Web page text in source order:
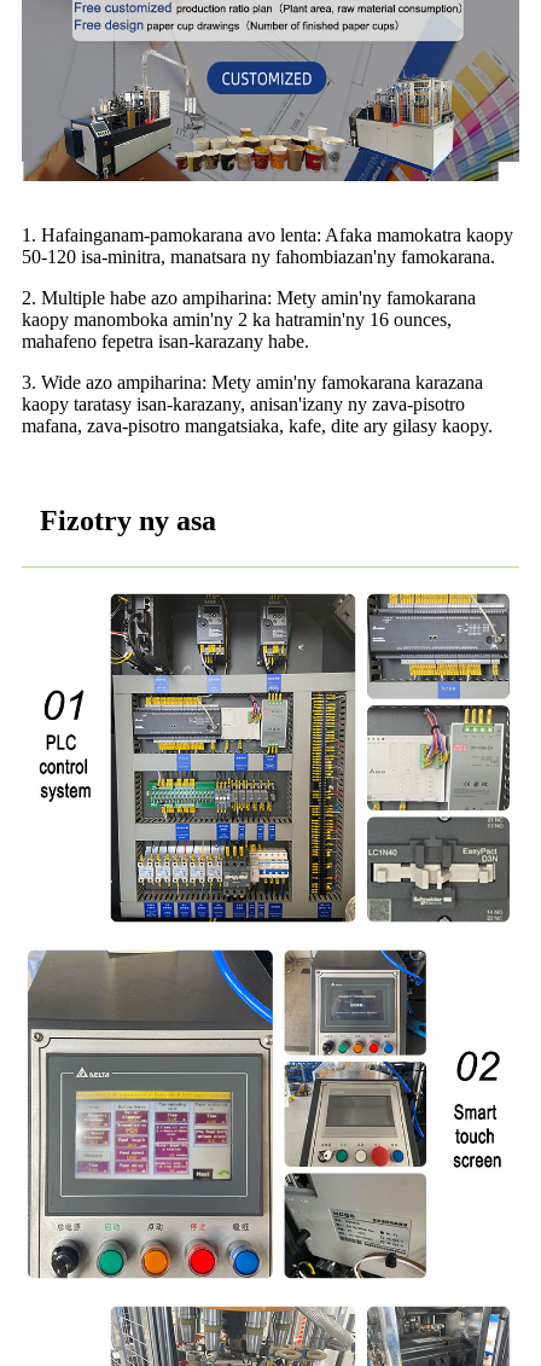
1. Hafainganam-pamokarana avo lenta: Afaka mamokatra kaopy
50-120 isa-minitra, manatsara ny fahombiazan'ny famokarana.
2. Multiple habe azo ampiharina: Mety amin'ny famokarana
kaopy manomboka amin'ny 2 ka hatramin'ny 16 ounces,
mahafeno fepetra isan-karazany habe.
3. Wide azo ampiharina: Mety amin'ny famokarana karazana
kaopy taratasy isan-karazany, anisan'izany ny zava-pisotro
mafana, zava-pisotro mangatsiaka, kafe, dite ary gilasy kaopy.
Fizotry ny asa